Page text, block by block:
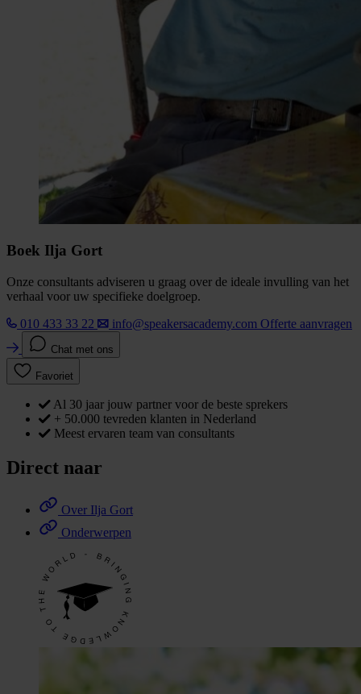
Boek Ilja Gort
Onze consultants adviseren u graag over de ideale invulling van het
verhaal voor uw specifieke doelgroep.
010 433 33 22
info@speakersacademy.com Offerte aanvragen
Chat met ons
Favoriet
Al 30 jaar jouw partner voor de beste sprekers
+ 50.000 tevreden klanten in Nederland
Meest ervaren team van consultants
Direct naar
Over Ilja Gort
Onderwerpen